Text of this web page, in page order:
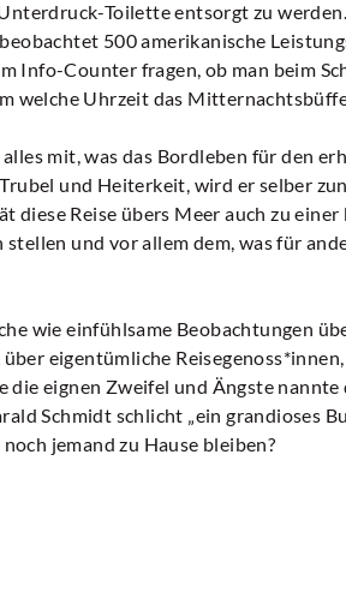
Toilette entsorgt zu
500 amerikanische
Info-Counter fragen, ob man beim
welche Uhrzeit das
mit, was das Bordleben für den
und Heiterkeit, wird er selber
diese Reise übers Meer auch zu
stellen und vor allem dem, was für
wie einfühlsame Beobachtungen
eigentümliche
die eignen Zweifel und Ängste
Schmidt schlicht „ein grandioses
jemand zu Hause bleiben?